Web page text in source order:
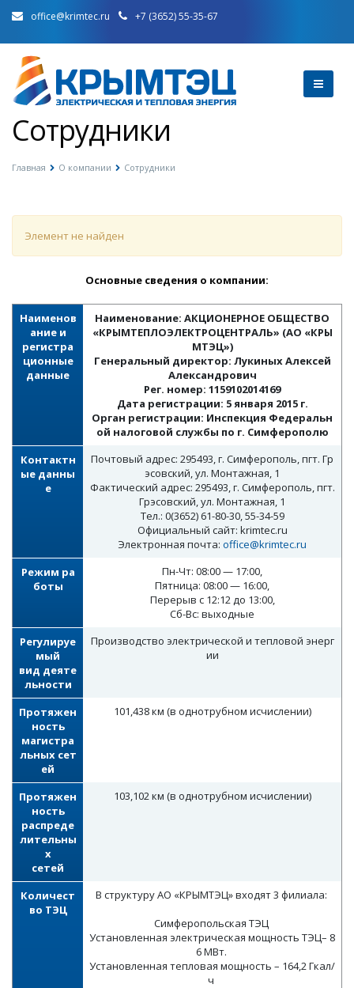
office@krimtec.ru +7 (3652) 55-35-67
Сотрудники
Главная О компании Сотрудники
Элемент не найден
Основные сведения о компании:
Наименов
ание и
регистра
ционные
данные
Наименование: АКЦИОНЕРНОЕ ОБЩЕСТВО
«КРЫМТЕПЛОЭЛЕКТРОЦЕНТРАЛЬ» (АО «КРЫ
МТЭЦ»)
Генеральный директор: Лукиных Алексей
Александрович
Рег. номер: 1159102014169
Дата регистрации: 5 января 2015 г.
Орган регистрации: Инспекция Федеральн
ой налоговой службы по г. Симферополю
Контактн
ые данны
е
Почтовый адрес: 295493, г. Симферополь, пгт. Гр
эсовский, ул. Монтажная, 1
Фактический адрес: 295493, г. Симферополь, пгт.
Грэсовский, ул. Монтажная, 1
Тел.: 0(3652) 61-80-30, 55-34-59
Официальный сайт: krimtec.ru
Электронная почта: office@krimtec.ru
Режим ра
боты
Пн-Чт: 08:00 — 17:00,
Пятница: 08:00 — 16:00,
Перерыв с 12:12 до 13:00,
Сб-Вс: выходные
Регулируе
мый
вид деяте
льности
Производство электрической и тепловой энерг
ии
Протяжен
ность
магистра
льных сет
ей
101,438 км (в однотрубном исчислении)
Протяжен
ность
распреде
лительны
х
сетей
103,102 км (в однотрубном исчислении)
Количест
во ТЭЦ
В структуру АО «КРЫМТЭЦ» входят 3 филиала:
Симферопольская ТЭЦ
Установленная электрическая мощность ТЭЦ– 8
6 МВт.
Установленная тепловая мощность – 164,2 Гкал/
ч